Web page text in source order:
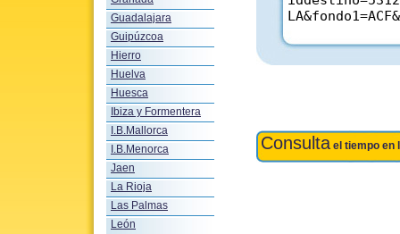
Guadalajara
Guipúzcoa
Hierro
Huelva
Huesca
Ibiza y Formentera
I.B.Mallorca
I.B.Menorca
Jaen
La Rioja
Las Palmas
León
Consulta el tiempo en